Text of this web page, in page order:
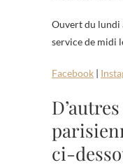
Ouvert du lundi
service de midi
Facebook |
ci-